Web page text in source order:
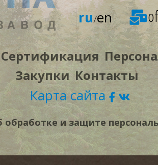
ru/en
Сертификация
Закупки Контакты
Карта сайта
и защите